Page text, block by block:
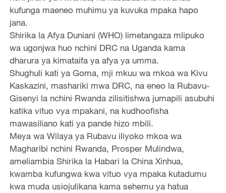
kufunga maeneo muhimu ya kuvuka mpaka hapo
jana.
Shirika la Afya Duniani (WHO) limetangaza mlipuko
wa ugonjwa huo nchini DRC na Uganda kama
dharura ya kimataifa ya afya ya umma.
Shughuli kati ya Goma, mji mkuu wa mkoa wa Kivu
Kaskazini, mashariki mwa DRC, na eneo la Rubavu-
Gisenyi la nchini Rwanda zilisitishwa jumapili asubuhi
katika vituo vya mpakani, na kudhoofisha
mawasiliano kati ya pande hizo mbili.
Meya wa Wilaya ya Rubavu iliyoko mkoa wa
Magharibi nchini Rwanda, Prosper Mulindwa,
ameliambia Shirika la Habari la China Xinhua,
kwamba kufungwa kwa vituo vya mpaka kutadumu
kwa muda usiojulikana kama sehemu ya hatua